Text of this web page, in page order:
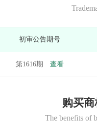
初审公告期号
第1616期 查看
购买商
The benefits of